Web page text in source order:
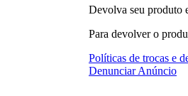
Devolva seu produto
Para devolver o
Políticas de trocas e
Denunciar Anúncio